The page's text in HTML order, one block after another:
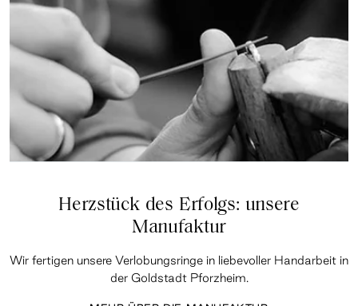
Herzstück des Erfolgs: unsere
Manufaktur
Wir fertigen unsere Verlobungsringe in liebevoller Handarbeit in
der Goldstadt Pforzheim.